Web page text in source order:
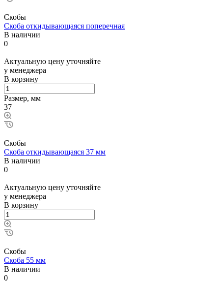
Скобы
Скоба откидывающаяся поперечная
В наличии
0
Актуальную цену уточняйте
у менеджера
В корзину
Размер, мм
37
Скобы
Скоба откидывающаяся 37 мм
В наличии
0
Актуальную цену уточняйте
у менеджера
В корзину
Скобы
Скоба 55 мм
В наличии
0